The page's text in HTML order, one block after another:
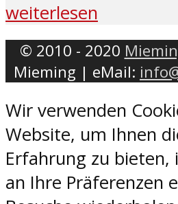
weiterlesen
© 2010 - 2020
Mieming | eMail:
Wir verwenden
Website, um Ihnen
Erfahrung zu bieten,
an Ihre Präferenzen